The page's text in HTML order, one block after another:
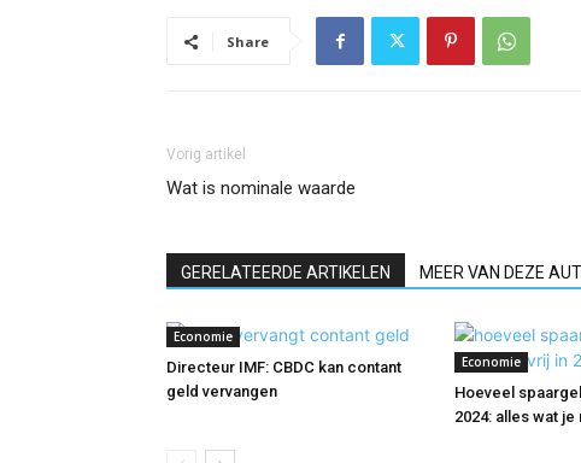
Share
Vorig artikel
Wat is nominale waarde
GERELATEERDE ARTIKELEN MEER VAN DEZE
Economie
Directeur IMF: CBDC kan contant
geld vervangen
Economie
Hoeveel
2024: alles wat